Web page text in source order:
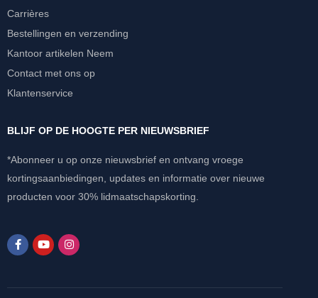
Carrières
Bestellingen en verzending
Kantoor artikelen Neem
Contact met ons op
Klantenservice
BLIJF OP DE HOOGTE PER NIEUWSBRIEF
*Abonneer u op onze nieuwsbrief en ontvang vroege
kortingsaanbiedingen, updates en informatie over nieuwe
producten voor 30% lidmaatschapskorting.